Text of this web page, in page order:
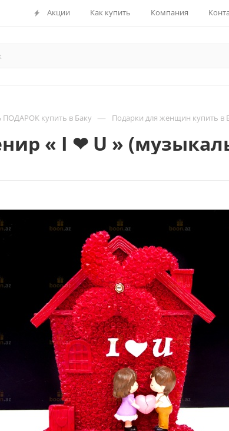
Акции Как купить Компания
купить в Баку — Подарки для женщин купить в
« I ❤ U »